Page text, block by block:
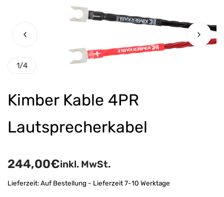
1/4
Kimber Kable 4PR
Lautsprecherkabel
244,00€inkl. MwSt.
Lieferzeit:Auf Bestellung - Lieferzeit 7-10 Werktage